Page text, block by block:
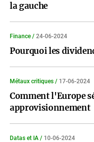
la gauche
Finance / 24-06-2024
Pourquoi les
Métaux critiques / 17-06-2024
Comment l'Europe
approvisionnement
Datas et IA / 10-06-2024